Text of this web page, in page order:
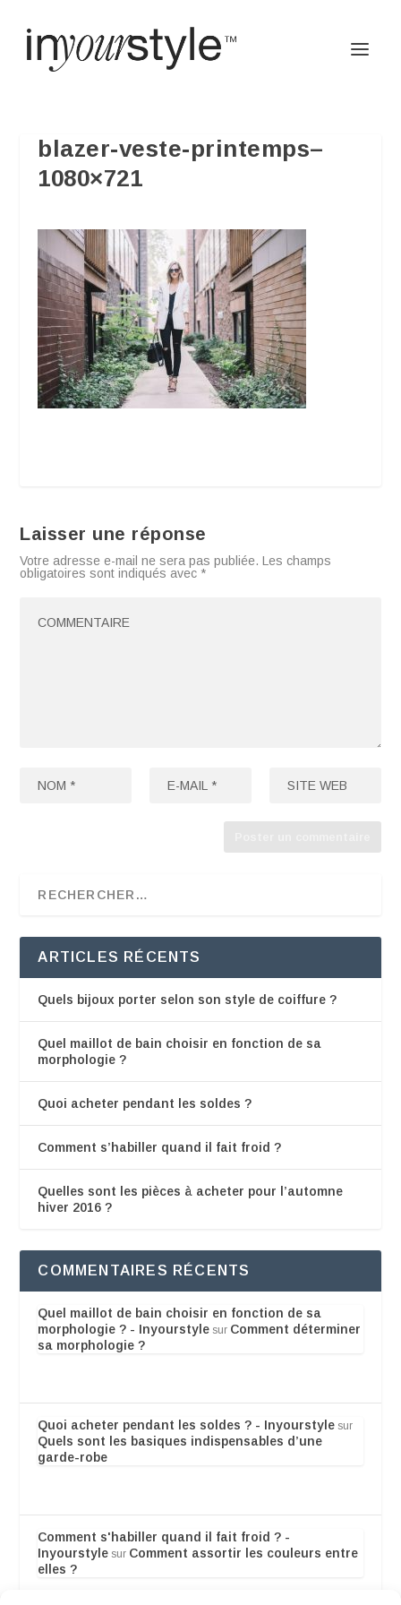
blazer-veste-printemps–
1080×721
Laisser une réponse
Votre adresse e-mail ne sera pas publiée. Les champs
obligatoires sont indiqués avec *
ARTICLES RÉCENTS
Quels bijoux porter selon son style de coiffure ?
Quel maillot de bain choisir en fonction de sa
morphologie ?
Quoi acheter pendant les soldes ?
Comment s’habiller quand il fait froid ?
Quelles sont les pièces à acheter pour l’automne
hiver 2016 ?
COMMENTAIRES RÉCENTS
Quel maillot de bain choisir en fonction de sa
morphologie ? - Inyourstyle sur Comment déterminer
sa morphologie ?
Quoi acheter pendant les soldes ? - Inyourstyle sur
Quels sont les basiques indispensables d’une
garde-robe
Comment s'habiller quand il fait froid ? -
Inyourstyle sur Comment assortir les couleurs entre
elles ?